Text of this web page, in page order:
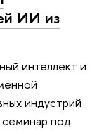
ИИ из
интеллект и
индустрий
под